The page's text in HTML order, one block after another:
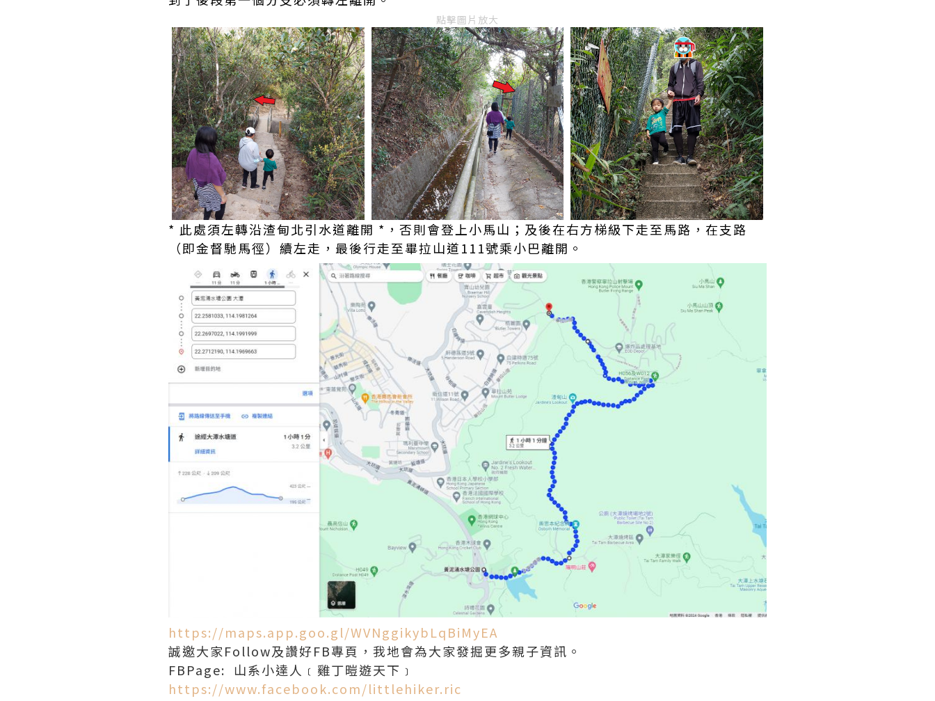
點擊圖片放大
* 此處須左轉沿渣甸北引水道離開 *，否則會登上小馬山；及後在右方梯級下走至馬路，在支路
（即金督馳馬徑）續左走，最後行走至畢拉山道111號乘小巴離開。
https://maps.app.goo.gl/WVNggikybLqBiMyEA
誠邀大家Follow及讚好FB專頁，我地會為大家發掘更多親子資訊。
FBPage: 山系小達人﹝雞丁暟遊天下﹞
https://www.facebook.com/littlehiker.ric